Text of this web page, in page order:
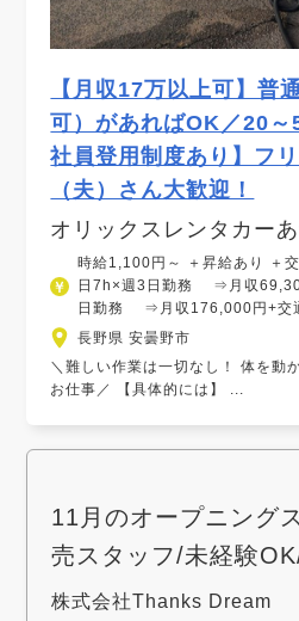
【月収17万以上可】普
可）があればOK／20～
社員登用制度あり】フ
（夫）さん大歓迎！
オリックスレンタカー
時給1,100円～ ＋昇給あり ＋
日7h×週3日勤務 ⇒月収
日勤務 ⇒月収176,000円+交
長野県 安曇野市
＼難しい作業は一切なし！ 体を動
お仕事／ 【具体的には】 ...
11月のオープニング
売スタッフ/未経験
株式会社Thanks Dream